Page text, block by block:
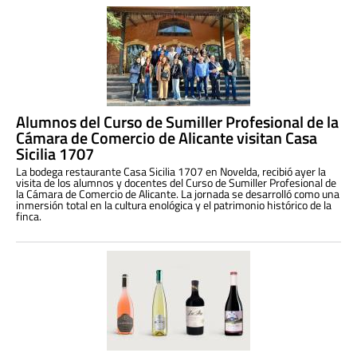
Alumnos del Curso de Sumiller Profesional de la
Cámara de Comercio de Alicante visitan Casa
Sicilia 1707
La bodega restaurante Casa Sicilia 1707 en Novelda, recibió ayer la
visita de los alumnos y docentes del Curso de Sumiller Profesional de
la Cámara de Comercio de Alicante. La jornada se desarrolló como una
inmersión total en la cultura enológica y el patrimonio histórico de la
finca.